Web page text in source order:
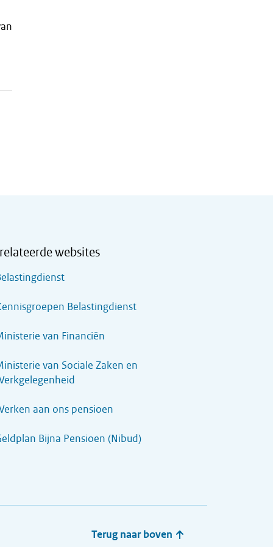
websites
Belastingdienst
van Financiën
van Sociale Zaken en
aan ons pensioen
Bijna Pensioen (Nibud)
Terug naar boven